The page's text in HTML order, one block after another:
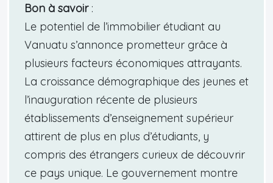
Bon à savoir:
Le potentiel de l’immobilier étudiant au
Vanuatu s’annonce prometteur grâce à
plusieurs facteurs économiques attrayants.
La croissance démographique des jeunes et
l’inauguration récente de plusieurs
établissements d’enseignement supérieur
attirent de plus en plus d’étudiants, y
compris des étrangers curieux de découvrir
ce pays unique. Le gouvernement montre